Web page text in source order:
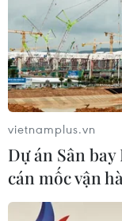
vietnamplus.vn
Dự án Sân
cán mốc vận